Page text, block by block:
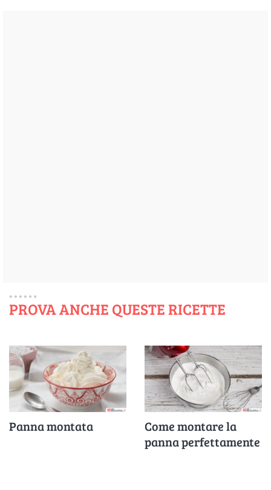
PROVA ANCHE QUESTE RICETTE
Panna montata
Come montare la
panna perfettamente